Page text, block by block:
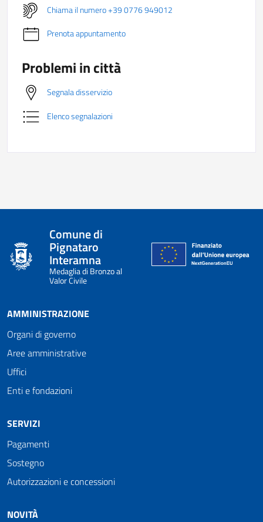
Chiama il numero +39 0776 949012
Prenota appuntamento
Problemi in città
Segnala disservizio
Elenco segnalazioni
Comune di
Pignataro
Interamna
Medaglia di Bronzo al
Valor Civile
AMMINISTRAZIONE
Organi di governo
Aree amministrative
Uffici
Enti e fondazioni
SERVIZI
Pagamenti
Sostegno
Autorizzazioni e concessioni
NOVITÀ